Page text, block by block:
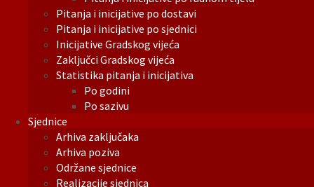
Pitanja i inicijative po dostavi
Pitanja i inicijative po sjednici
Inicijative Gradskog vijeća
Zaključci Gradskog vijeća
Statistika pitanja i inicijativa
Po godini
Po sazivu
Sjednice
Arhiva zaključaka
Arhiva poziva
Održane sjednice
Realizacije sjednica